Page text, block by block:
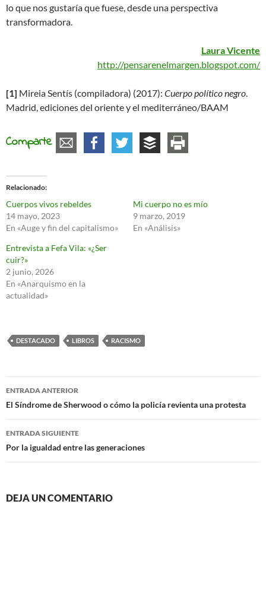
lo que nos gustaría que fuese, desde una perspectiva
transformadora.
Laura Vicente
http://pensarenelmargen.blogspot.com/
[1] Mireia Sentís (compiladora) (2017): Cuerpo político negro.
Madrid, ediciones del oriente y el mediterráneo/BAAM
Comparte
Relacionado
Cuerpos vivos rebeldes
14 mayo, 2023
En «Auge y fin del capitalismo»
Mi cuerpo no es mío
9 marzo, 2019
En «Análisis»
Entrevista a Fefa Vila: «¿Ser
cuir?»
2 junio, 2026
En «Anarquismo en la
actualidad»
DESTACADO LIBROS RACISMO
Navegación
de
entradas
ENTRADA ANTERIOR
El Síndrome de Sherwood o cómo la policía revienta una protesta
ENTRADA SIGUIENTE
Por la igualdad entre las generaciones
DEJA UN COMENTARIO